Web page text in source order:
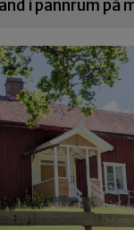
i pannrum på